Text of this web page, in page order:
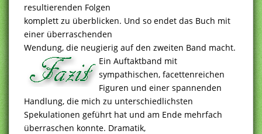
resultierenden Folgen
komplett zu überblicken. Und so endet das Buch mit
einer überraschenden
Wendung, die neugierig auf den zweiten Band macht.
Ein Auftaktband mit
sympathischen, facettenreichen
Figuren und einer spannenden
Handlung, die mich zu unterschiedlichsten
Spekulationen geführt hat und am Ende mehrfach
überraschen konnte. Dramatik,